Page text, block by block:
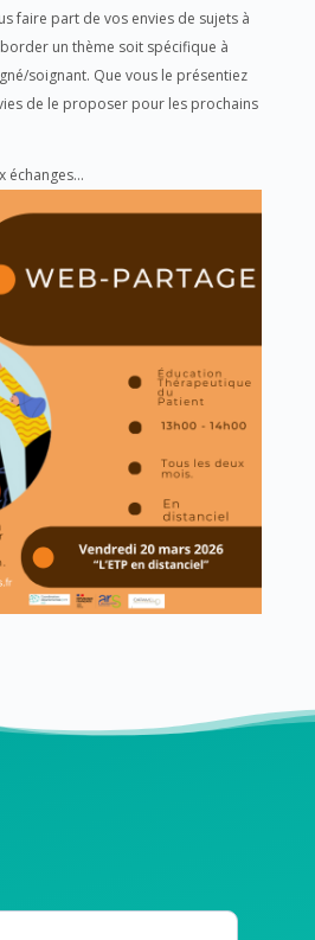
faire part de vos envies de sujets à
un thème soit spécifique à
soignant. Que vous le présentiez
de le proposer pour les prochains
échanges…